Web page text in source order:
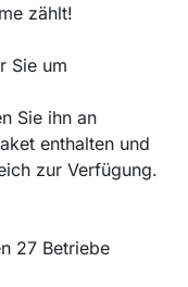
zählt!
Sie um
Sie ihn an
enthalten und
zur Verfügung.
27 Betriebe